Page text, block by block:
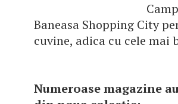
Baneasa Shopping City
cuvine, adica cu cele mai
Numeroase magazine